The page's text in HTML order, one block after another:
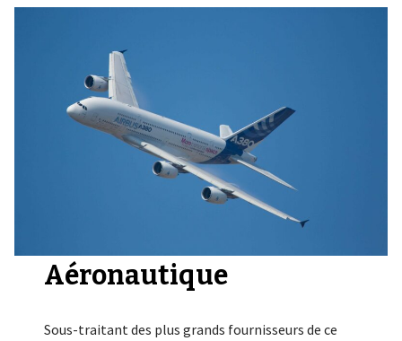
Aéronautique
Sous-traitant des plus grands fournisseurs de ce